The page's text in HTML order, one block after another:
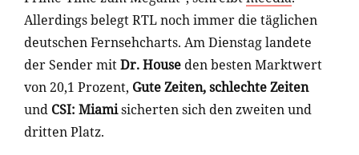
Allerdings belegt RTL noch immer die täglichen
deutschen Fernsehcharts. Am Dienstag landete
der Sender mitDr. House den besten Marktwert
von 20,1 Prozent, Gute Zeiten, schlechte Zeiten
und CSI: Miamisicherten sich den zweiten und
dritten Platz.